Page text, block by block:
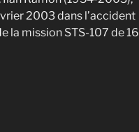
2003 dans l’accident
la mission STS-107 de 16